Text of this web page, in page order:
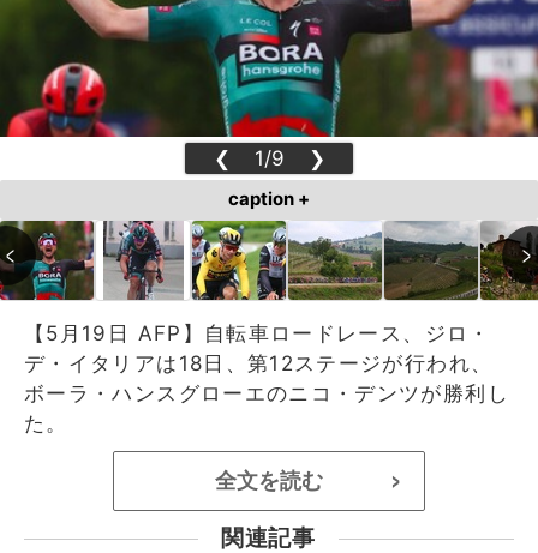
❮ 1/9 ❯
caption +
【5月19日 AFP】自転車ロードレース、ジロ・
デ・イタリアは18日、第12ステージが行われ、
ボーラ・ハンスグローエのニコ・デンツが勝利し
た。
全文を読む >
関連記事